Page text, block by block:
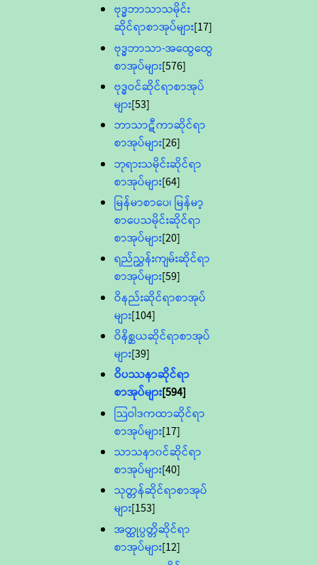
ဗုဒ္ဓဘာသာသမိုင်း
ဆိုင်ရာစာအုပ်များ[17]
ဗုဒ္ဓဘာသာ-အထွေထွေ
စာအုပ်များ[576]
ဗုဒ္ဓဝင်ဆိုင်ရာစာအုပ်
များ[53]
ဘာသာဋီကာဆိုင်ရာ
စာအုပ်များ[26]
ဘုရားသမိုင်းဆိုင်ရာ
စာအုပ်များ[64]
မြန်မာစာပေ၊ မြန်မာ့
စာပေသမိုင်းဆိုင်ရာ
စာအုပ်များ[20]
ရည်ညွှန်းကျမ်းဆိုင်ရာ
စာအုပ်များ[59]
ဝိနည်းဆိုင်ရာစာအုပ်
များ[104]
ဝိနိစ္ဆယဆိုင်ရာစာအုပ်
များ[39]
ဝိပဿနာဆိုင်ရာ
စာအုပ်များ[594]
သြဝါဒကထာဆိုင်ရာ
စာအုပ်များ[17]
သာသနာ၀င်ဆိုင်ရာ
စာအုပ်များ[40]
သုတ္တန်ဆိုင်ရာစာအုပ်
များ[153]
အတ္ထုပ္ပတ္တိဆိုင်ရာ
စာအုပ်များ[12]